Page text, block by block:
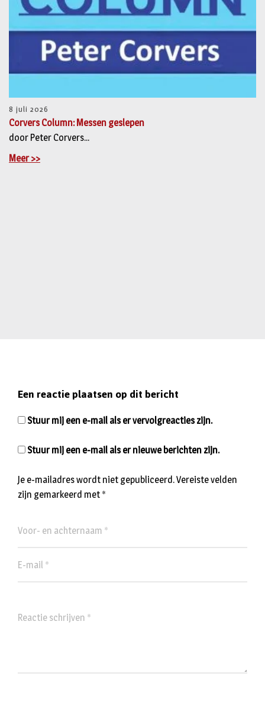
8 juli 2026
Corvers Column: Messen geslepen
door Peter Corvers...
Meer >>
Een reactie plaatsen op dit bericht
Je e-mailadres wordt niet gepubliceerd.Vereiste velden
zijn gemarkeerd met *
Stuur mij een e-mail als er vervolgreacties zijn.
Stuur mij een e-mail als er nieuwe berichten zijn.